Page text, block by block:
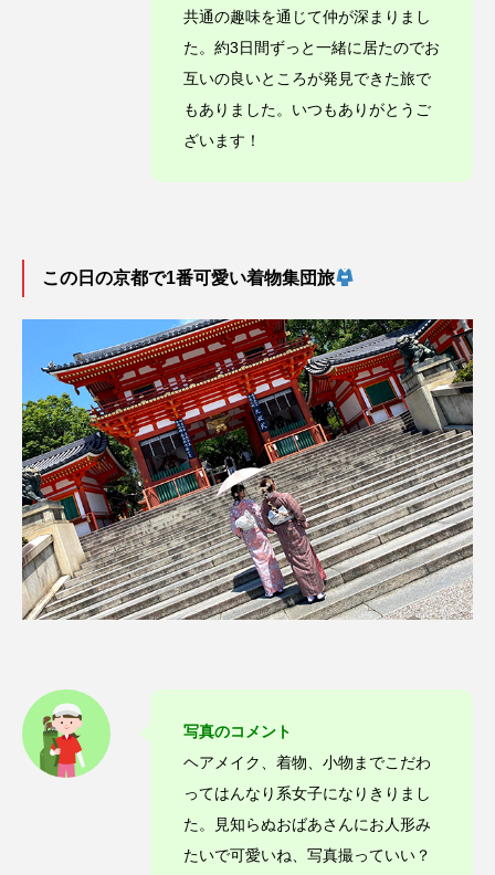
共通の趣味を通じて仲が深まりまし
た。約3日間ずっと一緒に居たのでお
互いの良いところが発見できた旅で
もありました。いつもありがとうご
ざいます！
この日の京都で1番可愛い着物集団旅
写真のコメント
ヘアメイク、着物、小物までこだわ
ってはんなり系女子になりきりまし
た。見知らぬおばあさんにお人形み
たいで可愛いね、写真撮っていい？